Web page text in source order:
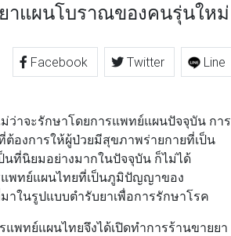
าแผนโบราณของคนรุ่นใหม่
Facebook Twitter
Line
าจะรักษาโดยการแพทย์แผนปัจจุบัน การ
องการให้ผู้ป่วยมีสุขภาพร่ายกายที่เป็น
ที่นิยมอย่างมากในปัจจุบัน ก็ไม่ได้
แพทย์แผนไทยที่เป็นภูมิปัญญาของ
ในรูปแบบตำรับยาเพื่อการรักษาโรค
พทย์แผนไทยจึงได้เปิดทำการร้านขายยา